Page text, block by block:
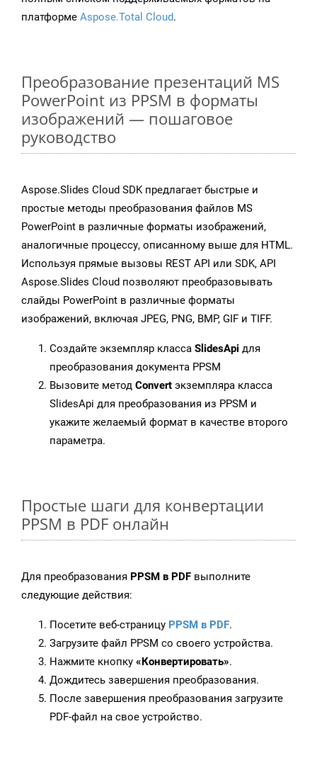
платформе Aspose.Total Cloud.
Преобразование презентаций MS
PowerPoint из PPSM в форматы
изображений — пошаговое
руководство
Aspose.Slides Cloud SDK предлагает быстрые и
простые методы преобразования файлов MS
PowerPoint в различные форматы изображений,
аналогичные процессу, описанному выше для HTML.
Используя прямые вызовы REST API или SDK, API
Aspose.Slides Cloud позволяют преобразовывать
слайды PowerPoint в различные форматы
изображений, включая JPEG, PNG, BMP, GIF и TIFF.
Создайте экземпляр класса SlidesApi для
преобразования документа PPSM
Вызовите метод Convert экземпляра класса
SlidesApi для преобразования из PPSM и
укажите желаемый формат в качестве второго
параметра.
Простые шаги для конвертации
PPSM в PDF онлайн
Для преобразования PPSM в PDF выполните
следующие действия:
Посетите веб-страницу PPSM в PDF.
Загрузите файл PPSM со своего устройства.
Нажмите кнопку «Конвертировать».
Дождитесь завершения преобразования.
После завершения преобразования загрузите
PDF-файл на свое устройство.